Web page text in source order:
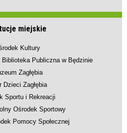
miejskie
Kultury
Biblioteka Publiczna w Będzinie
Zagłębia
Dzieci Zagłębia
Sportu i Rekreacji
Ośrodek Sportowy
Pomocy Społecznej